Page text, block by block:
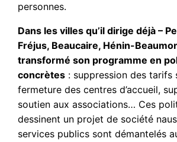
personnes.
Dans les villes qu’il dirige déjà –
Fréjus, Beaucaire, Hénin-
transformé son programme en
concrètes : suppression des tarifs
fermeture des centres d’accueil,
soutien aux associations… Ces
dessinent un projet de société
services publics sont démantelés